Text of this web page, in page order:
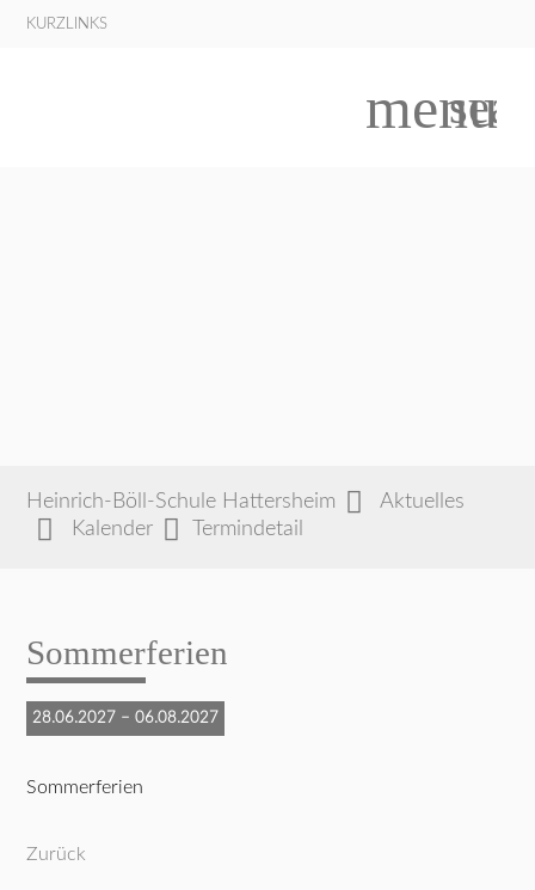
KURZLINKS
menu
Heinrich-Böll-Schule Hattersheim
Aktuelles
Kalender
Termindetail
Sommerferien
28.06.2027 – 06.08.2027
Sommerferien
Zurück